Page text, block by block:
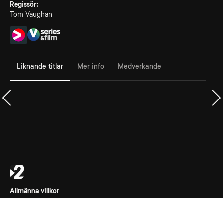
Regissör:
Tom Vaughan
Liknande titlar Mer info Medverkande
Allmänna villkor